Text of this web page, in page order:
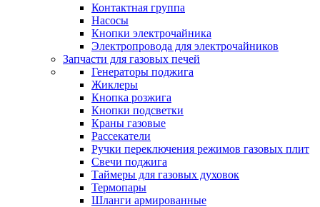
Контактная группа
Насосы
Кнопки электрочайника
Электропровода для электрочайников
Запчасти для газовых печей
Генераторы поджига
Жиклеры
Кнопка розжига
Кнопки подсветки
Краны газовые
Рассекатели
Ручки переключения режимов газовых плит
Свечи поджига
Таймеры для газовых духовок
Термопары
Шланги армированные